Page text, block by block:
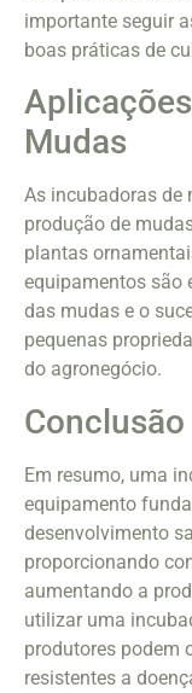
importante seguir
boas práticas de
Mudas
As incubadoras de
produção de
plantas
equipamentos são
das mudas e o
pequenas
do agronegócio.
Conclusão
Em resumo, uma
equipamento
desenvolvimento
proporcionando
aumentando a
utilizar uma
produtores podem
resistentes a